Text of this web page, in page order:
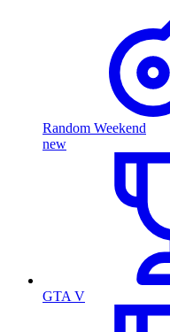
Random Weekend
new
GTA V